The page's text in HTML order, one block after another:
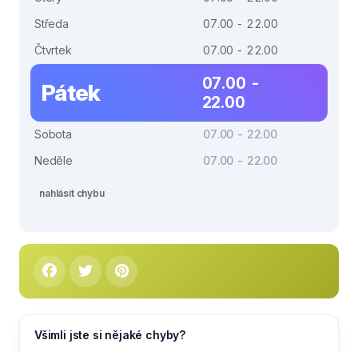
Středa
07.00 - 22.00
Čtvrtek
07.00 - 22.00
Pátek
07.00 -
22.00
Sobota
07.00 - 22.00
Neděle
07.00 - 22.00
nahlásit chybu
Všimli jste si nějaké chyby?